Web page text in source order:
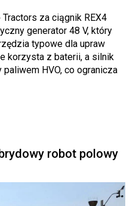
Tractors za ciągnik REX4
generator 48 V, który
typowe dla upraw
korzysta z baterii, a silnik
HVO, co ogranicza
robot polowy